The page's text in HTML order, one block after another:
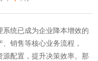
统已成为企业降本增效的
销售等核心业务流程，
配置，提升决策效率。那